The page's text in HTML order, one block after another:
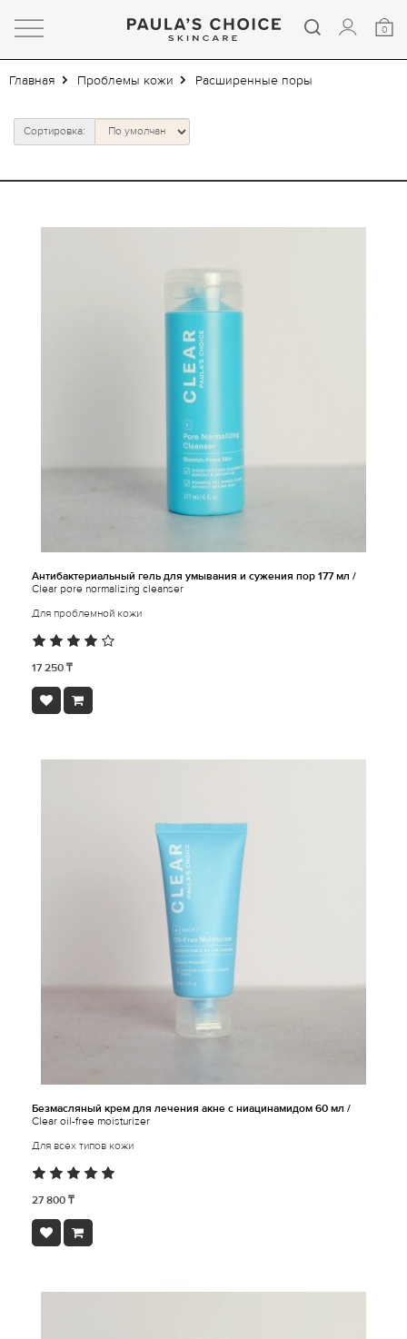
0
Главная Проблемы кожи Расширенные поры
Сортировка:
Антибактериальный гель для умывания и сужения пор 177 мл /
Clear pore normalizing cleanser
Для проблемной кожи
17 250 ₸
Безмасляный крем для лечения акне с ниацинамидом 60 мл /
Clear oil-free moisturizer
Для всех типов кожи
27 800 ₸